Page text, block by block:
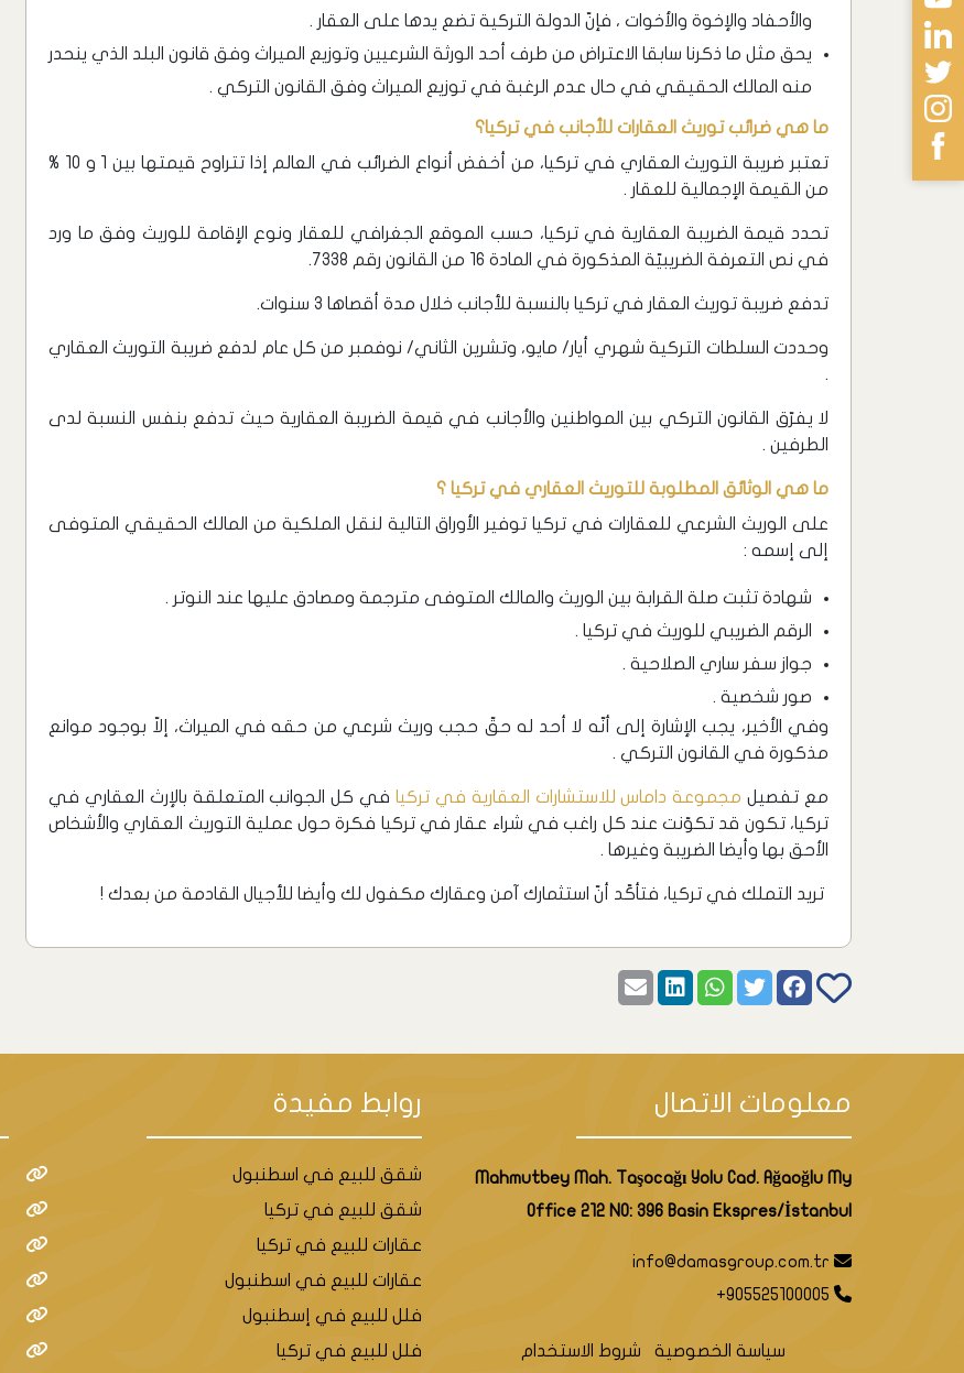
والأحفاد والإخوة والأخوات ، فإنّ الدولة التركية تضع يدها على العقار .
يحق مثل ما ذكرنا سابقا الاعتراض من طرف أحد الورثة الشرعيين وتوزيع الميراث وفق قانون البلد الذي ينحدر
منه المالك الحقيقي في حال عدم الرغبة في توزيع الميراث وفق القانون التركي .
ما هي ضرائب توريث العقارات للأجانب في تركيا؟
تعتبر ضريبة التوريث العقاري في تركيا، من أخفض أنواع الضرائب في العالم إذا تتراوح قيمتها بين 1 و 10 %
من القيمة الإجمالية للعقار .
تحدد قيمة الضريبة العقارية في تركيا، حسب الموقع الجغرافي للعقار ونوع الإقامة للوريث وفق ما ورد
في نص التعرفة الضريبيّة المذكورة في المادة 16 من القانون رقم 7338.
تدفع ضريبة توريث العقار في تركيا بالنسبة للأجانب خلال مدة أقصاها 3 سنوات.
وحددت السلطات التركية شهري أيار/ مايو، وتشرين الثاني/ نوفمبر من كل عام لدفع ضريبة التوريث العقاري
.
لا يفرّق القانون التركي بين المواطنين والأجانب في قيمة الضريبة العقارية حيث تدفع بنفس النسبة لدى
الطرفين .
ما هي الوثائق المطلوبة للتوريث العقاري في تركيا ؟
على الوريث الشرعي للعقارات في تركيا توفير الأوراق التالية لنقل الملكية من المالك الحقيقي المتوفى
إلى إسمه :
شهادة تثبت صلة القرابة بين الوريث والمالك المتوفى مترجمة ومصادق عليها عند النوتر .
الرقم الضريبي للوريث في تركيا .
جواز سفر ساري الصلاحية .
صور شخصية .
وفي الأخير، يجب الإشارة إلى أنّه لا أحد له حقّ حجب وريث شرعي من حقه في الميراث، إلاّ بوجود موانع
مذكورة في القانون التركي .
مع تفصيل مجموعة داماس للاستشارات العقارية في تركيا في كل الجوانب المتعلقة بالإرث العقاري في
تركيا، تكون قد تكوّنت عند كل راغب في شراء عقار في تركيا فكرة حول عملية التوريث العقاري والأشخاص
الأحق بها وأيضا الضريبة وغيرها .
تريد التملك في تركيا، فتأكّد أنّ استثمارك آمن وعقارك مكفول لك وأيضا للأجيال القادمة من بعدك !
معلومات الاتصال
Mahmutbey Mah. Taşocağı Yolu Cad. Ağaoğlu My
Office 212 NO: 396 Basin Ekspres/İstanbul
info@damasgroup.com.tr
+905525100005
سياسة الخصوصية شروط الاستخدام
روابط مفيدة
شقق للبيع في اسطنبول
شقق للبيع في تركيا
عقارات للبيع في تركيا
عقارات للبيع في اسطنبول
فلل للبيع في إسطنبول
فلل للبيع في تركيا